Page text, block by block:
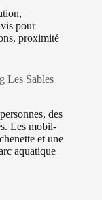
pour
proximité
Les Sables
des
Les mobil-
et une
aquatique